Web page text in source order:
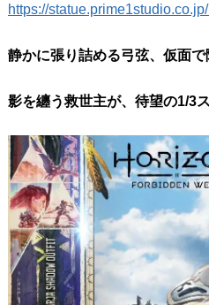
https://
静かに張り詰める弓弦、仮面で
影を纏う救世主が、待望の1/3